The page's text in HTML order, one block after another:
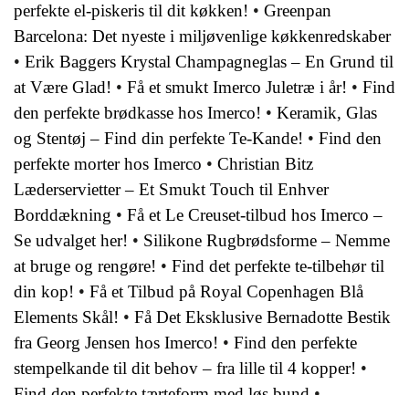
perfekte el-piskeris til dit køkken! • Greenpan
Barcelona: Det nyeste i miljøvenlige køkkenredskaber
• Erik Baggers Krystal Champagneglas – En Grund til
at Være Glad! • Få et smukt Imerco Juletræ i år! • Find
den perfekte brødkasse hos Imerco! • Keramik, Glas
og Stentøj – Find din perfekte Te-Kande! • Find den
perfekte morter hos Imerco • Christian Bitz
Læderservietter – Et Smukt Touch til Enhver
Borddækning • Få et Le Creuset-tilbud hos Imerco –
Se udvalget her! • Silikone Rugbrødsforme – Nemme
at bruge og rengøre! • Find det perfekte te-tilbehør til
din kop! • Få et Tilbud på Royal Copenhagen Blå
Elements Skål! • Få Det Eksklusive Bernadotte Bestik
fra Georg Jensen hos Imerco! • Find den perfekte
stempelkande til dit behov – fra lille til 4 kopper! •